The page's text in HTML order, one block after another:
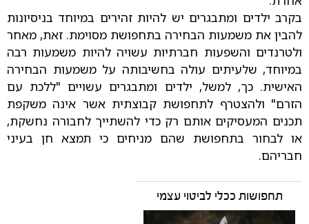
בקרב ילדים ומתבגרים יש להיות זהירים במיוחד בניסיונות
להבין את משמעות הבחירה בתחפושת מסוימת. זאת, מאחר
ולטרנדים והשפעות חברתיות עשויה להיות משמעות רבה
במיוחד, שלעיתים עולה בחשיבותה על משמעות הבחירה
האישית. כך, למשל, ילדים ומתבגרים עשויים "ללכת עם
הזרם" ולהצטרף לתחפושת קבוצתית אשר אינה משקפת
תכנים המעסיקים אותם רק כדי להשתייך לחבורה נחשקת,
או לבחור בתחפושת שהם מניחים כי תמצא חן בעיני
חבריהם.
תחפושות ככלי לביטוי עצמי